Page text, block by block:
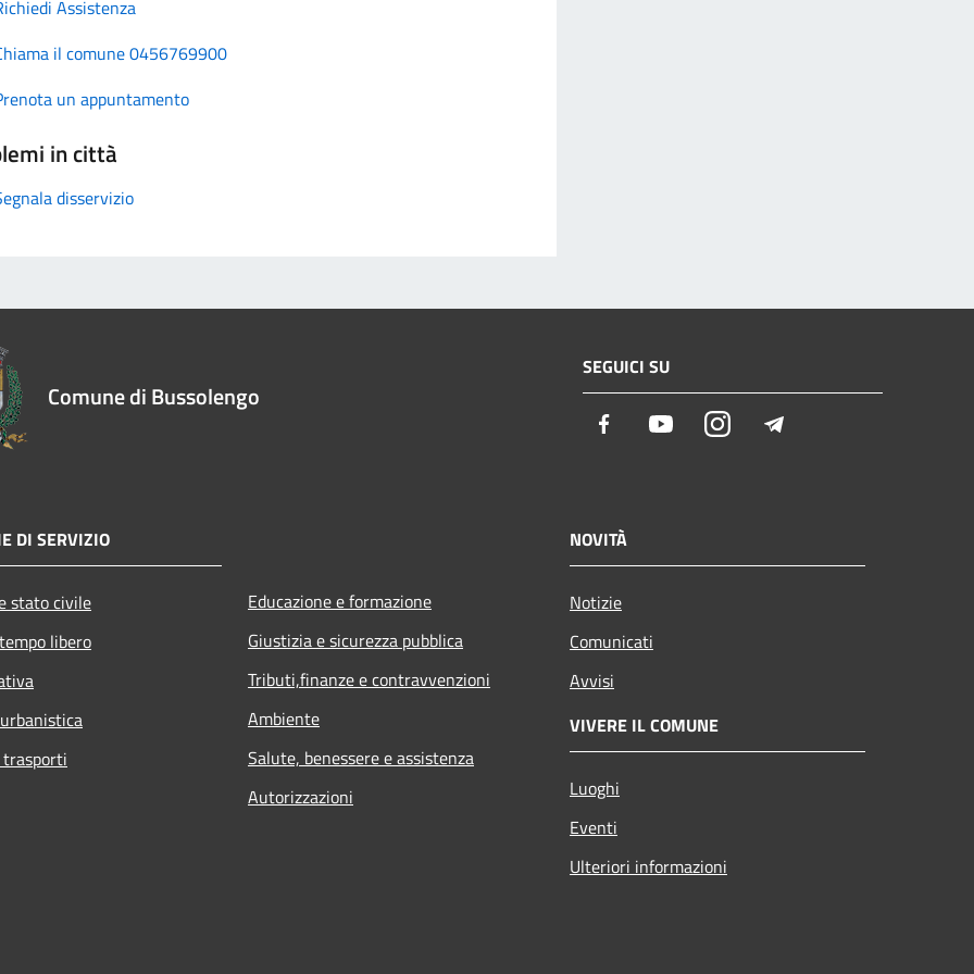
Assistenza
il comune 0456769900
un appuntamento
in città
disservizio
Comune di Bussolengo
SEGUICI SU
Facebook YoutubeInstagram
DI SERVIZIO
stato civile
libero
Educazione e formazione
Giustizia e sicurezza pubblica
Tributi,finanze e contravvenzioni
Ambiente
Salute, benessere e assistenza
Autorizzazioni
NOVITÀ
Notizie
Comunicati
Avvisi
VIVERE IL COMUNE
Luoghi
Eventi
Ulteriori informazioni